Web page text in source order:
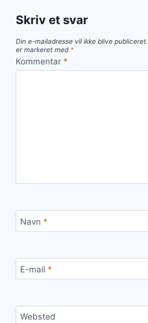
Skriv et svar
Din e-mailadresse vil ikke blive publiceret.
er markeret med *
Kommentar *
Navn *
E-mail *
Websted